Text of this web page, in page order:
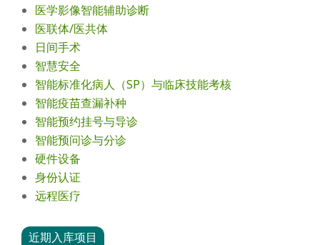
医学影像智能辅助诊断
医联体/医共体
日间手术
智慧安全
智能标准化病人（SP）与临床技能考核
智能疫苗查漏补种
智能预约挂号与导诊
智能预问诊与分诊
硬件设备
身份认证
远程医疗
近期入库项目